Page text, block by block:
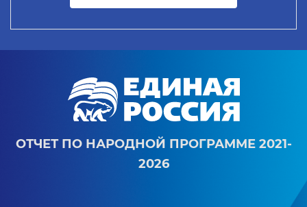
ОТЧЕТ ПО НАРОДНОЙ ПРОГРАММЕ 2021-
2026